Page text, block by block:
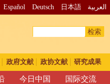
Español Deutsch 日本語 العربية
检索
政府文献 政协文献 研究成果
今日中国
国际交流